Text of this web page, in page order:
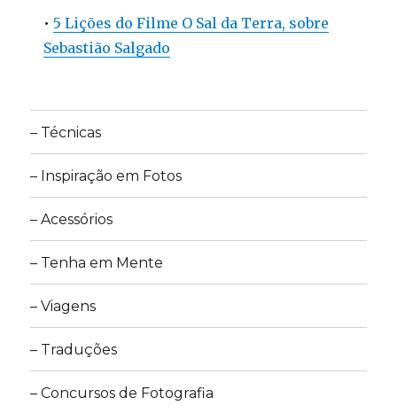
•5 Lições do Filme O Sal da Terra, sobre
Sebastião Salgado
– Técnicas
– Inspiração em Fotos
– Acessórios
– Tenha em Mente
– Viagens
– Traduções
– Concursos de Fotografia